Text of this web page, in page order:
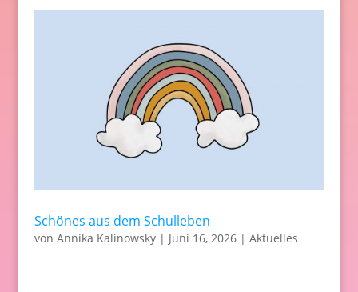
Schönes aus dem Schulleben
von Annika Kalinowsky| Juni 16, 2026| Aktuelles